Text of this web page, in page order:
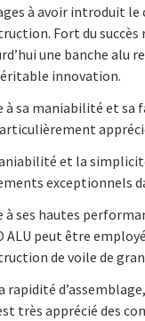
à avoir introduit le
Fort du succès
une banche alu
innovation.
à sa maniabilité et sa
et la
exceptionnels
à ses hautes
ALU peut être
de voile de
rapidité
très apprécié des